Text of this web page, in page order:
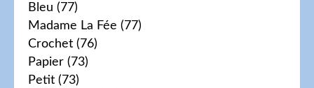
Bleu (77)
Madame La Fée (77)
Crochet (76)
Papier (73)
Petit (73)